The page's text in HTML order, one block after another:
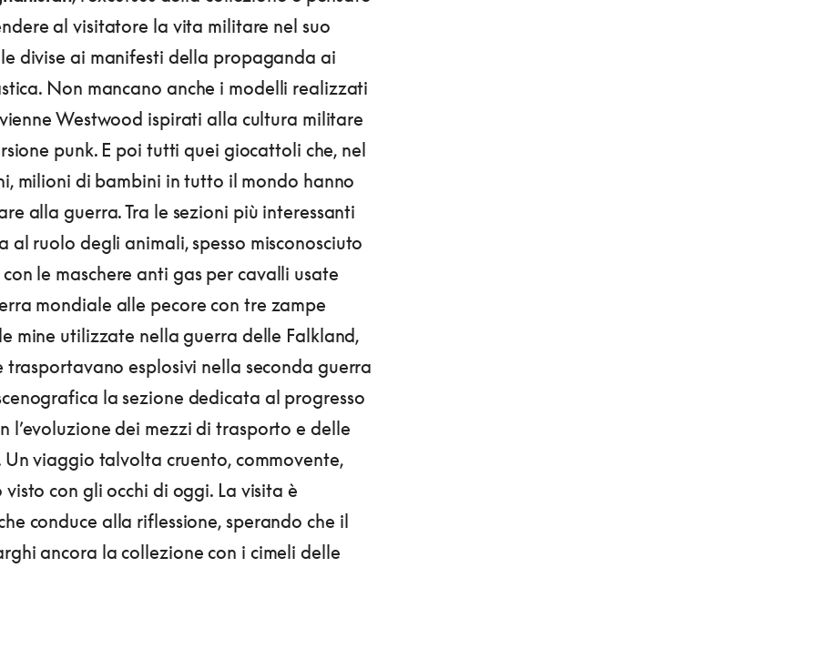
al visitatore la vita militare nel suo
divise ai manifesti della propaganda ai
Non mancano anche i modelli realizzati
Westwood ispirati alla cultura militare
punk. E poi tutti quei giocattoli che, nel
milioni di bambini in tutto il mondo hanno
alla guerra. Tra le sezioni più interessanti
al ruolo degli animali, spesso misconosciuto
le maschere anti gas per cavalli usate
mondiale alle pecore con tre zampe
mine utilizzate nella guerra delle Falkland,
trasportavano esplosivi nella seconda guerra
la sezione dedicata al progresso
l’evoluzione dei mezzi di trasporto e delle
viaggio talvolta cruento, commovente,
visto con gli occhi di oggi. La visita è
conduce alla riflessione, sperando che il
ancora la collezione con i cimeli delle